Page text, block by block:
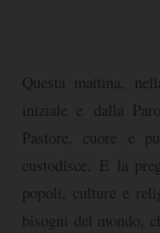
Questa mattina,
iniziale e dalla
Pastore, cuore e
custodisce. E la
popoli, culture e
bisogni del mondo,